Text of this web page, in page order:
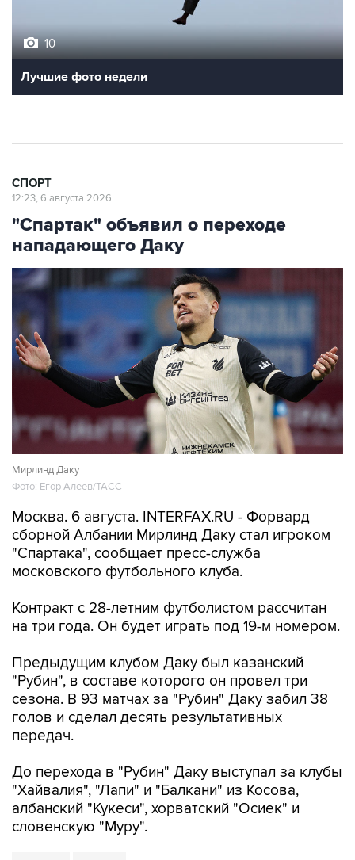
10
Лучшие фото недели
СПОРТ
12:23, 6 августа 2026
"Спартак" объявил о переходе
нападающего Даку
Мирлинд Даку
Фото: Егор Алеев/ТАСС
Москва. 6 августа. INTERFAX.RU - Форвард
сборной Албании Мирлинд Даку стал игроком
"Спартака", сообщает пресс-служба
московского футбольного клуба.
Контракт с 28-летним футболистом рассчитан
на три года. Он будет играть под 19-м номером.
Предыдущим клубом Даку был казанский
"Рубин", в составе которого он провел три
сезона. В 93 матчах за "Рубин" Даку забил 38
голов и сделал десять результативных
передач.
До перехода в "Рубин" Даку выступал за клубы
"Хайвалия", "Лапи" и "Балкани" из Косова,
албанский "Кукеси", хорватский "Осиек" и
словенскую "Муру".